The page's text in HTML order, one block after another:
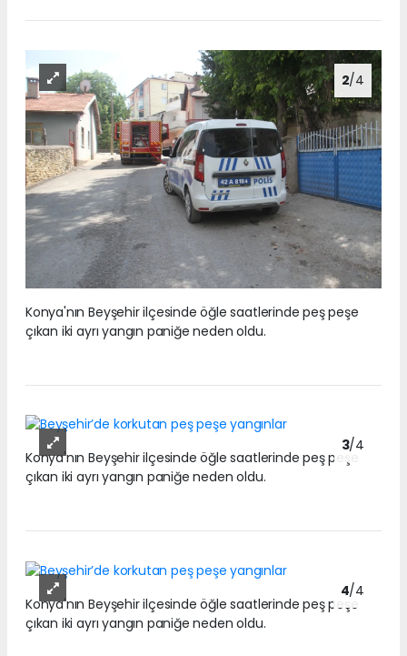
2/4
Konya'nın Beyşehir ilçesinde öğle saatlerinde peş peşe
çıkan iki ayrı yangın paniğe neden oldu.
3/4
Konya'nın Beyşehir ilçesinde öğle saatlerinde peş peşe
çıkan iki ayrı yangın paniğe neden oldu.
4/4
Konya'nın Beyşehir ilçesinde öğle saatlerinde peş peşe
çıkan iki ayrı yangın paniğe neden oldu.